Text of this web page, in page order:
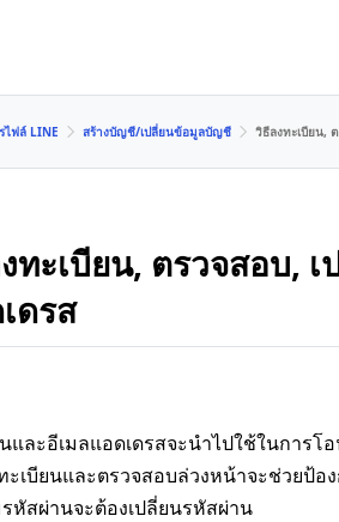
ไฟล์ LINE สร้างบัญชี/เปลี่ยนข้อมูลบัญชี วิธีลงทะเบียน,
ทะเบียน, ตรวจสอบ,
ดรส
และอีเมลแอดเดรสจะนำไปใช้ในการ
ะเบียนและตรวจสอบล่วงหน้าจะช่วยป้อ
หัสผ่านจะต้องเปลี่ยนรหัสผ่าน